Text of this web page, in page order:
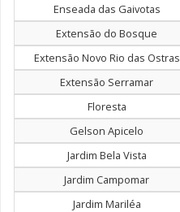
Enseada das Gaivotas
Extensão do Bosque
Extensão Novo Rio das Ostras
Extensão Serramar
Floresta
Gelson Apicelo
Jardim Bela Vista
Jardim Campomar
Jardim Mariléa